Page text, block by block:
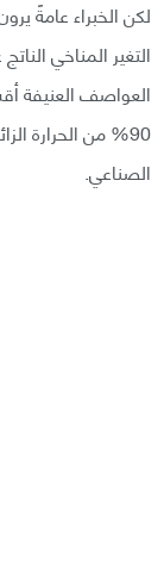
لكن الخبراء عامةً
التغير المناخي
العواصف العنيفة
90% من الحرارة
الصناعي.